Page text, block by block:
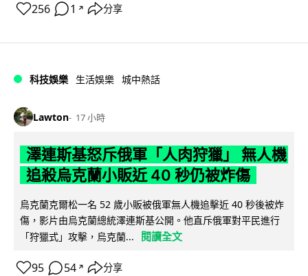
256 1 ↗ 分享
科技娛樂 生活娛樂 城中熱話
Lawton 17 小時
澤連斯基怒斥俄軍「人肉狩獵」 無人機
追殺烏克蘭小販近 40 秒仍被炸傷
烏克蘭克爾松一名 52 歲小販被俄軍無人機追擊近 40 秒後被炸
傷，影片由烏克蘭總統澤連斯基公開。他直斥俄軍對平民進行
「狩獵式」攻擊，烏克蘭...
閱讀全文
95 54 ↗ 分享